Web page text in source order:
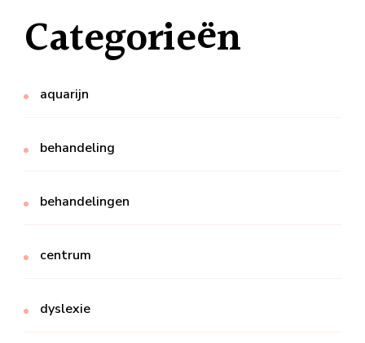
Categorieën
aquarijn
behandeling
behandelingen
centrum
dyslexie